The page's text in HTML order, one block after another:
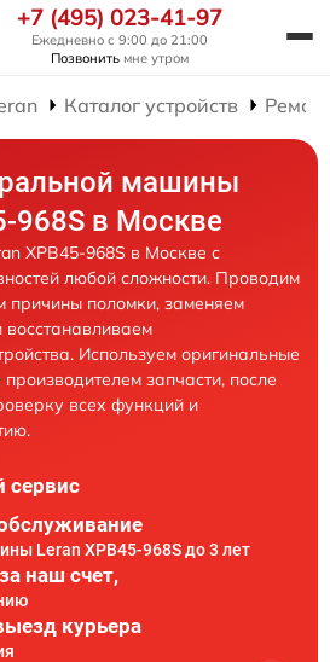
+7 (495) 023-41-97
Ежедневно с 9:00 до 21:00
Позвонить мне утром
Каталог устройств
машины
968S в Москве
XPB45-968S в Москве с
любой сложности. Проводим
причины поломки, заменяем
Используем оригинальные
запчасти, после
всех функций и
сервис
Leran XPB45-968S до 3 лет
наш счет,
курьера